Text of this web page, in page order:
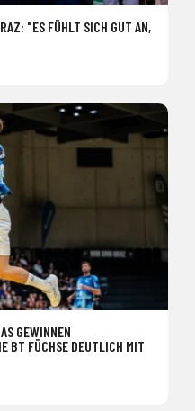
"ES FÜHLT SICH GUT AN,
GEWINNEN
BT FÜCHSE DEUTLICH MIT